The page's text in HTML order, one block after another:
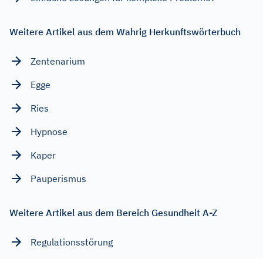
Weitere Artikel aus dem Wahrig Herkunftswörterbuch
Zentenarium
Egge
Ries
Hypnose
Kaper
Pauperismus
Weitere Artikel aus dem Bereich Gesundheit A-Z
Regulationsstörung